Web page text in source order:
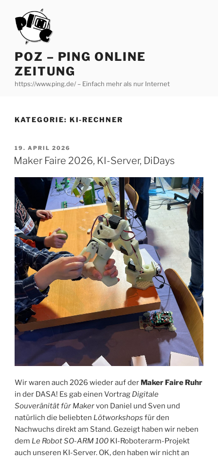
Inhalt
springen
POZ – PING ONLINE
ZEITUNG
https://www.ping.de/ – Einfach mehr als nur Internet
KATEGORIE: KI-RECHNER
VERÖFFENTLICHT
AM
19. APRIL 2026
Maker Faire 2026, KI-Server, DiDays
Wir waren auch 2026 wieder auf der Maker Faire Ruhr
in der DASA! Es gab einen Vortrag Digitale
Souveränität für Makervon Daniel und Sven und
natürlich die beliebten Lötworkshops für den
Nachwuchs direkt am Stand. Gezeigt haben wir neben
dem Le Robot SO-ARM 100 KI-Roboterarm-Projekt
auch unseren KI-Server. OK, den haben wir nicht an